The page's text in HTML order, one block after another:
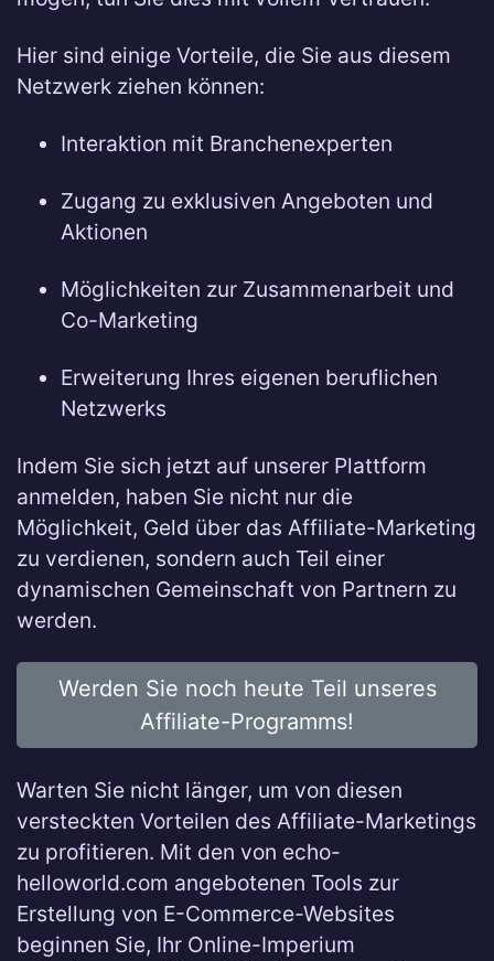
Hier sind einige Vorteile, die Sie aus diesem
Netzwerk ziehen können:
Interaktion mit Branchenexperten
Zugang zu exklusiven Angeboten und
Aktionen
Möglichkeiten zur Zusammenarbeit und
Co-Marketing
Erweiterung Ihres eigenen beruflichen
Netzwerks
Indem Sie sich jetzt auf unserer Plattform
anmelden, haben Sie nicht nur die
Möglichkeit, Geld über das Affiliate-Marketing
zu verdienen, sondern auch Teil einer
dynamischen Gemeinschaft von Partnern zu
werden.
Werden Sie noch heute Teil unseres
Affiliate-Programms!
Warten Sie nicht länger, um von diesen
versteckten Vorteilen des Affiliate-Marketings
zu profitieren. Mit den von echo-
helloworld.com angebotenen Tools zur
Erstellung von E-Commerce-Websites
beginnen Sie, Ihr Online-Imperium